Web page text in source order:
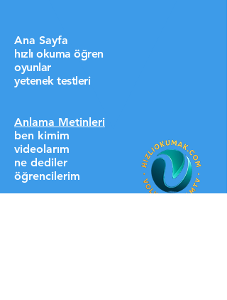
Ana Sayfa
hızlı okuma öğren
oyunlar
yetenek testleri
Anlama Metinleri
ben kimim
videolarım
ne dediler
öğrencilerim